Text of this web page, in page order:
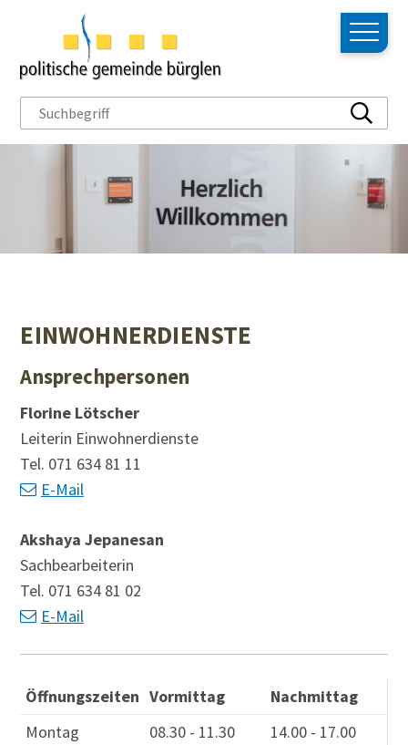
NAVIGIEREN IN BÜRGLEN
Schnellnavigation
Suchbegriff
Suche
EINWOHNERDIENSTE
Ansprechpersonen
Florine Lötscher
Leiterin Einwohnerdienste
Tel. 071 634 81 11
E-Mail
Akshaya Jepanesan
Sachbearbeiterin
Tel. 071 634 81 02
E-Mail
Öffnungszeiten Vormittag
Nachmittag
Montag
08.30 - 11.30
14.00 - 17.00